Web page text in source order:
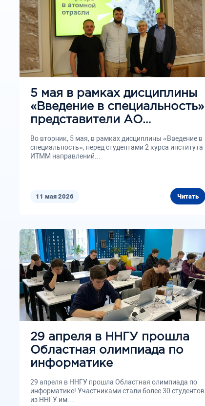
11 мая 2026 Читать
5 мая в рамках дисциплины
«Введение в специальность»
представители АО
«Гринатом» выступили с
лекцией перед студентами 2
курса ИТММ
Во вторник, 5 мая, в рамках дисциплины «Введение в
специальность», перед студентами 2 курса института
ИТММ направлений...
29 апреля в ННГУ прошла
Областная олимпиада по
информатике
29 апреля в ННГУ прошла Областная олимпиада по
информатике! Участниками стали более 30 студентов
из ННГУ им....